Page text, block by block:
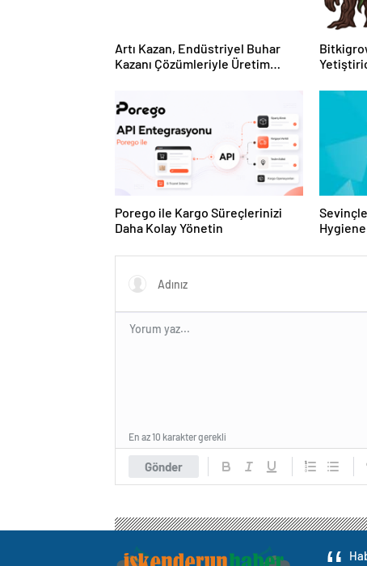
Artı Kazan, Endüstriyel Buhar
Kazanı Çözümleriyle Üretim
Porego ile Kargo Süreçlerinizi
Daha Kolay Yönetin
Gönder
En az 10 karakter gerekli